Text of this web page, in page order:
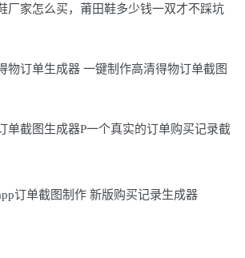
厂家怎么买，莆田鞋多少钱一双才不踩坑
物订单生成器 一键制作高清得物订单截图
单截图生成器P一个真实的订单购买记录截
订单截图制作 新版购买记录生成器